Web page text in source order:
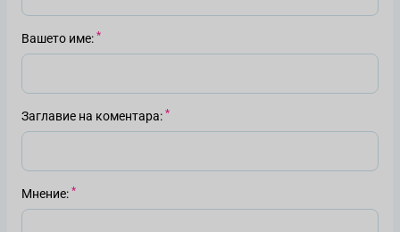
Вашето име
Заглавие на коментара
Мнение